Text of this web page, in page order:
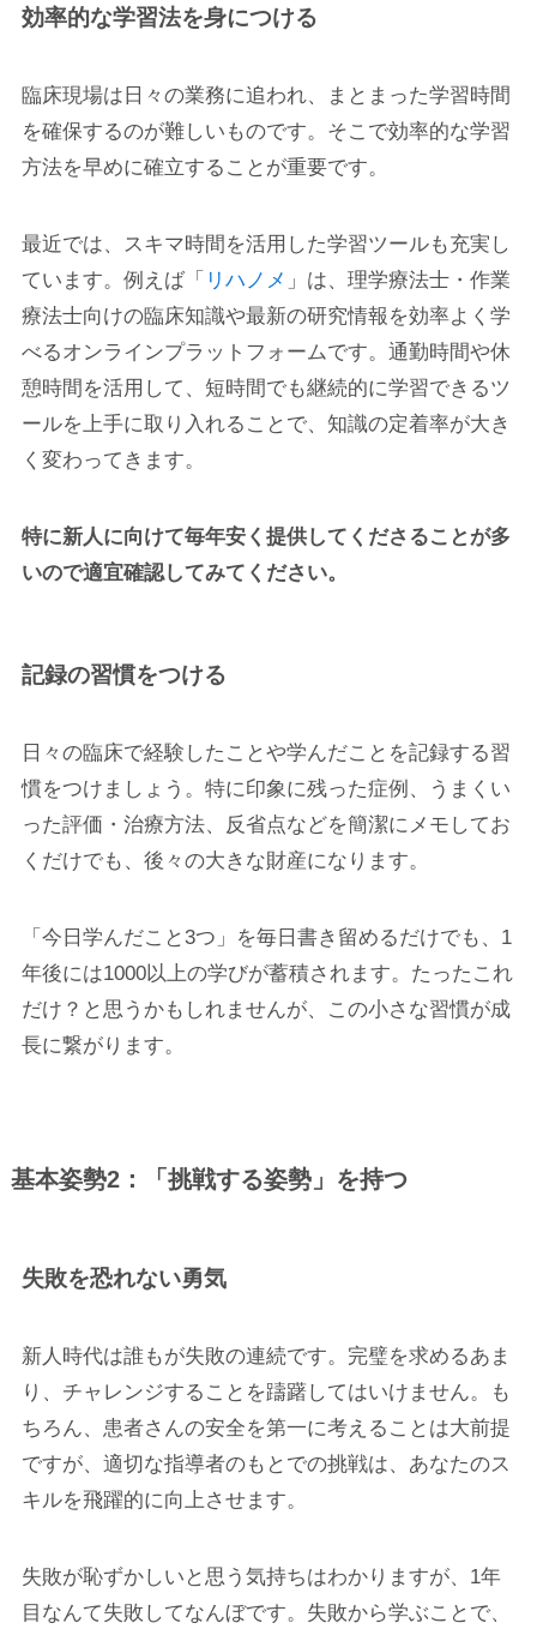
効率的な学習法を身につける
臨床現場は日々の業務に追われ、まとまった学習時間
を確保するのが難しいものです。そこで効率的な学習
方法を早めに確立することが重要です。
最近では、スキマ時間を活用した学習ツールも充実し
ています。例えば「 リハノメ 」は、理学療法士・作業
療法士向けの臨床知識や最新の研究情報を効率よく学
べるオンラインプラットフォームです。通勤時間や休
憩時間を活用して、短時間でも継続的に学習できるツ
ールを上手に取り入れることで、知識の定着率が大き
く変わってきます。
特に新人に向けて毎年安く提供してくださることが多
いので適宜確認してみてください。
記録の習慣をつける
日々の臨床で経験したことや学んだことを記録する習
慣をつけましょう。特に印象に残った症例、うまくい
った評価・治療方法、反省点などを簡潔にメモしてお
くだけでも、後々の大きな財産になります。
「今日学んだこと3つ」を毎日書き留めるだけでも、1
年後には1000以上の学びが蓄積されます。たったこれ
だけ？と思うかもしれませんが、この小さな習慣が成
長に繋がります。
基本姿勢2：「挑戦する姿勢」を持つ
失敗を恐れない勇気
新人時代は誰もが失敗の連続です。完璧を求めるあま
り、チャレンジすることを躊躇してはいけません。も
ちろん、患者さんの安全を第一に考えることは大前提
ですが、適切な指導者のもとでの挑戦は、あなたのス
キルを飛躍的に向上させます。
失敗が恥ずかしいと思う気持ちはわかりますが、1年
目なんて失敗してなんぼです。失敗から学ぶことで、